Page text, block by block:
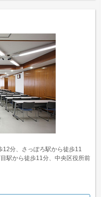
12分、さっぽろ駅から徒歩11
駅から徒歩11分、中央区役所前